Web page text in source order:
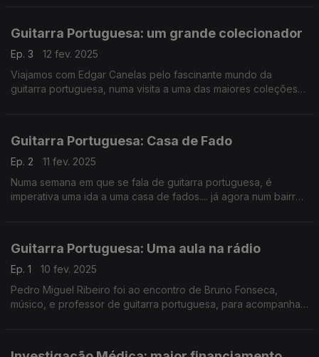
Guitarra Portuguesa: um grande colecionador
Ep. 3
12 fev. 2025
Viajamos com Edgar Canelas pelo fascinante mundo da
guitarra portuguesa, numa visita a uma das maiores coleções
Guitarra Portuguesa: Casa de Fado
Ep. 2
11 fev. 2025
Numa semana em que se fala de guitarra portuguesa, é
imperativa uma ida a uma casa de fados.... já agora num bairro
Guitarra Portuguesa: Uma aula na rádio
Ep. 1
10 fev. 2025
Pedro Miguel Ribeiro foi ao encontro de Bruno Fonseca,
músico, e professor de guitarra portuguesa, para acompanhar